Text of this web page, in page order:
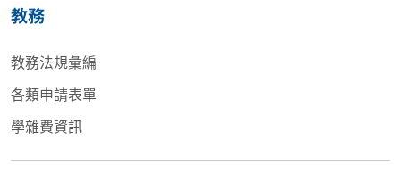
教務
教務法規彙編
各類申請表單
學雜費資訊